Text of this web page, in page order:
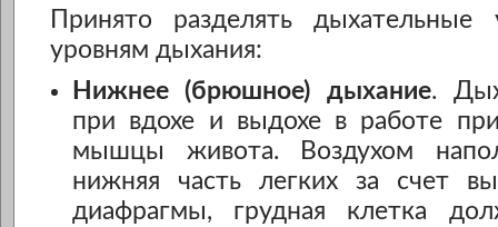
Принято разделять
уровням дыхания:
Нижнее (брюшное) дыхание.
при вдохе и выдохе в работе
мышцы живота. Воздухом
нижняя часть легких за счет
диафрагмы, грудная клетка